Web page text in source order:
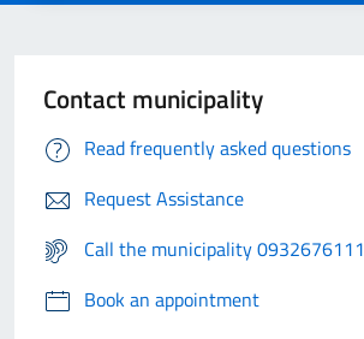
Contact municipality
Read frequently asked questions
Request Assistance
Call the municipality 0932676111
Book an appointment